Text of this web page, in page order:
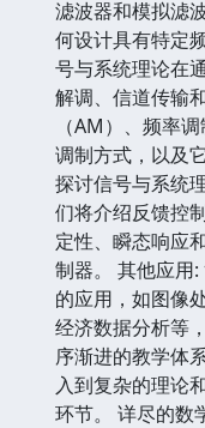
滤波器和模拟滤
何设计具有特定
号与系统理论在
解调、信道传输
（AM）、频率
调制方式，以及
探讨信号与系统
们将介绍反馈控
定性、瞬态响应
制器。 其他应用
的应用，如图像
经济数据分析等
序渐进的教学体
入到复杂的理论
环节。 详尽的数